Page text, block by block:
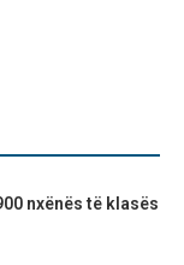
nxënës të klasës